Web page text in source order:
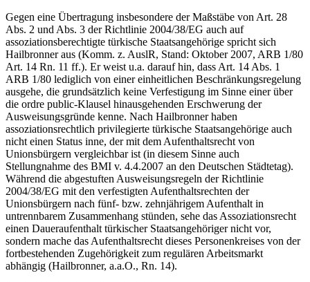
Gegen eine Übertragung insbesondere der Maßstäbe von Art. 28
Abs. 2 und Abs. 3 der Richtlinie 2004/38/EG auch auf
assoziationsberechtigte türkische Staatsangehörige spricht sich
Hailbronner aus (Komm. z. AuslR, Stand: Oktober 2007, ARB 1/80
Art. 14 Rn. 11 ff.). Er weist u.a. darauf hin, dass Art. 14 Abs. 1
ARB 1/80 lediglich von einer einheitlichen Beschränkungsregelung
ausgehe, die grundsätzlich keine Verfestigung im Sinne einer über
die ordre public-Klausel hinausgehenden Erschwerung der
Ausweisungsgründe kenne. Nach Hailbronner haben
assoziationsrechtlich privilegierte türkische Staatsangehörige auch
nicht einen Status inne, der mit dem Aufenthaltsrecht von
Unionsbürgern vergleichbar ist (in diesem Sinne auch
Stellungnahme des BMI v. 4.4.2007 an den Deutschen Städtetag).
Während die abgestuften Ausweisungsregeln der Richtlinie
2004/38/EG mit den verfestigten Aufenthaltsrechten der
Unionsbürgern nach fünf- bzw. zehnjährigem Aufenthalt in
untrennbarem Zusammenhang stünden, sehe das Assoziationsrecht
einen Daueraufenthalt türkischer Staatsangehöriger nicht vor,
sondern mache das Aufenthaltsrecht dieses Personenkreises von der
fortbestehenden Zugehörigkeit zum regulären Arbeitsmarkt
abhängig (Hailbronner, a.a.O., Rn. 14).